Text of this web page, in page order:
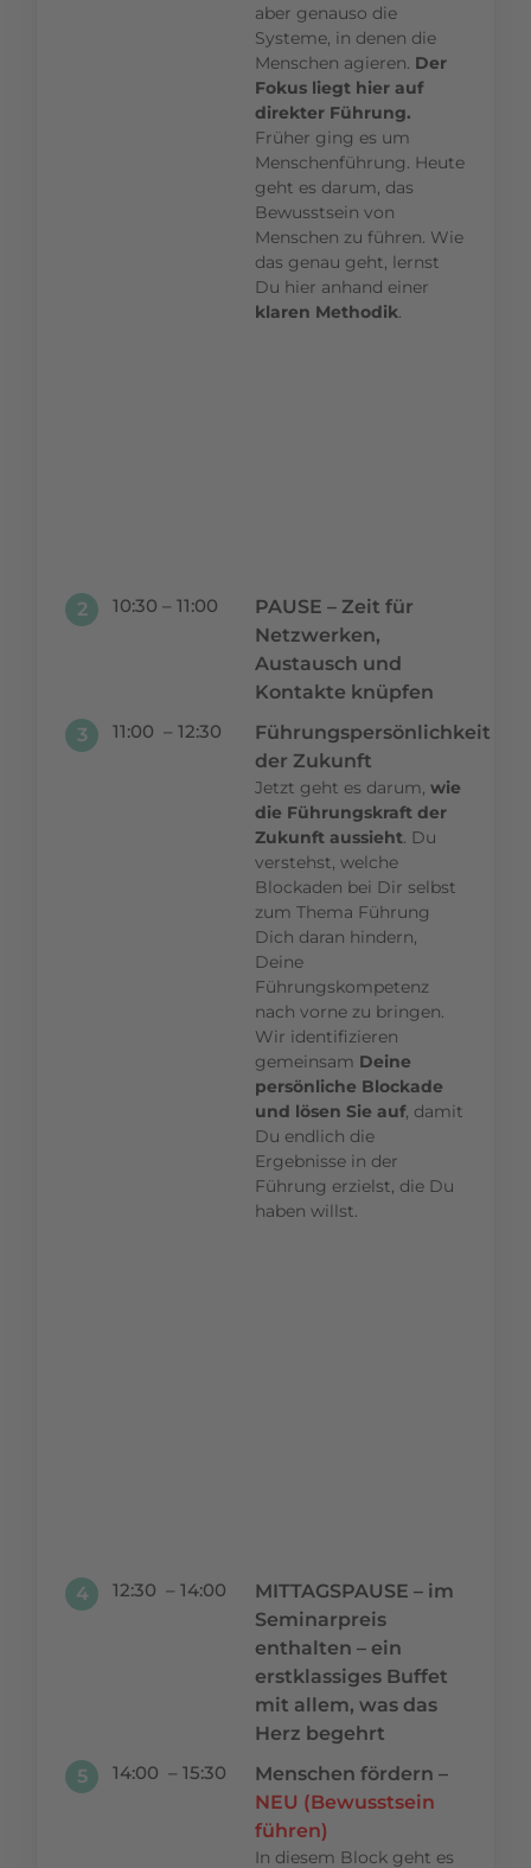
aber genauso die
Systeme, in denen die
Menschen agieren. Der
Fokus liegt hier auf
direkter Führung.
Früher ging es um
Menschenführung. Heute
geht es darum, das
Bewusstsein von
Menschen zu führen. Wie
das genau geht, lernst
Du hier anhand einer
klaren Methodik.
2 10:30 – 11:00
PAUSE – Zeit für
Netzwerken,
Austausch und
Kontakte knüpfen
3
11:00 – 12:30
Führungspersönlichkeit
der Zukunft
Jetzt geht es darum, wie
die Führungskraft der
Zukunft aussieht. Du
verstehst, welche
Blockaden bei Dir selbst
zum Thema Führung
Dich daran hindern,
Deine
Führungskompetenz
nach vorne zu bringen.
Wir identifizieren
gemeinsam Deine
persönliche Blockade
und lösen Sie auf, damit
Du endlich die
Ergebnisse in der
Führung erzielst, die Du
haben willst.
4 12:30 – 14:00
MITTAGSPAUSE – im
Seminarpreis
enthalten – ein
erstklassiges Buffet
mit allem, was das
Herz begehrt
5
14:00 – 15:30
Menschen fördern –
NEU (Bewusstsein
führen)
In diesem Block geht es